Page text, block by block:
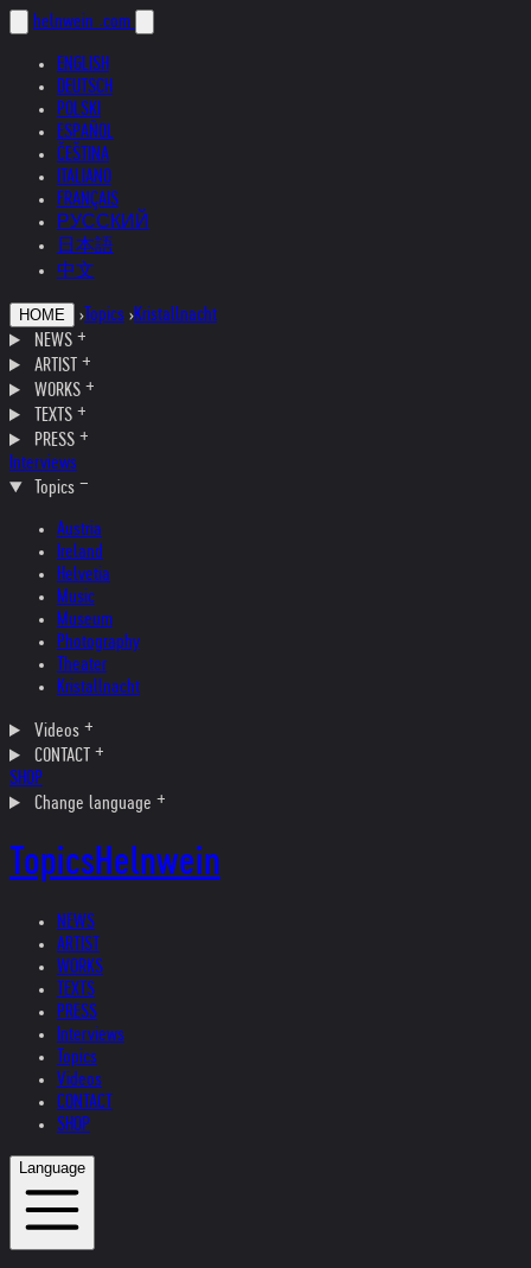
helnwein .com
ENGLISH
DEUTSCH
POLSKI
ESPAÑOL
ČEŠTINA
ITALIANO
FRANÇAIS
РУССКИЙ
日本語
中文
HOME › Topics ›Kristallnacht
NEWS
ARTIST
WORKS
TEXTS
PRESS
Interviews
Topics
Austria
Ireland
Helvetia
Music
Museum
Photography
Theater
Kristallnacht
Videos
CONTACT
SHOP
Change language
TopicsHelnwein
NEWS
ARTIST
WORKS
TEXTS
PRESS
Interviews
Topics
Videos
CONTACT
SHOP
Language